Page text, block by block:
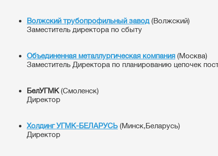
Волжский трубопрофильный завод(Волжский)
Заместитель директора по сбыту
Объединенная металлургическая компания (Москва)
Заместитель Директора по планированию цепочек
БелУГМК(Смоленск)
Директор
Холдинг УГМК-БЕЛАРУСЬ (Минск,Беларусь)
Директор